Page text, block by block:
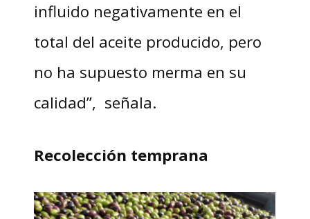
influido negativamente en el
total del aceite producido, pero
no ha supuesto merma en su
calidad”, señala.
Recolección temprana